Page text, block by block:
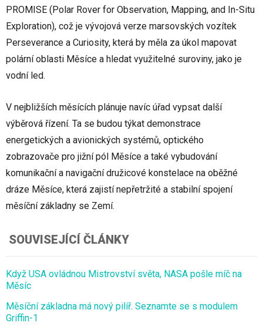
PROMISE (Polar Rover for Observation, Mapping, and In-Situ
Exploration), což je vývojová verze marsovských vozítek
Perseverance a Curiosity, která by měla za úkol mapovat
polární oblasti Měsíce a hledat využitelné suroviny, jako je
vodní led.
V nejbližších měsících plánuje navíc úřad vypsat další
výběrová řízení. Ta se budou týkat demonstrace
energetických a avionických systémů, optického
zobrazovače pro jižní pól Měsíce a také vybudování
komunikační a navigační družicové konstelace na oběžné
dráze Měsíce, která zajistí nepřetržité a stabilní spojení
měsíční základny se Zemí.
SOUVISEJÍCÍ ČLÁNKY
Když USA ovládnou Mistrovství světa, NASA pošle míč na
Měsíc
Měsíční základna má nový pilíř. Seznamte se s modulem
Griffin-1